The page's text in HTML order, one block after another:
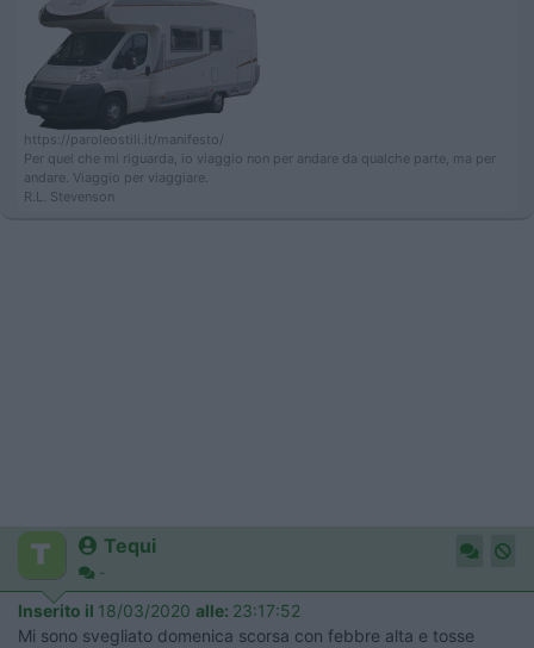
https://paroleostili.it/manifesto/
Per quel che mi riguarda, io viaggio non per andare da qualche parte, ma per
andare. Viaggio per viaggiare.
R.L. Stevenson
Tequi
-
Inserito il 18/03/2020 alle: 23:17:52
Mi sono svegliato domenica scorsa con febbre alta e tosse